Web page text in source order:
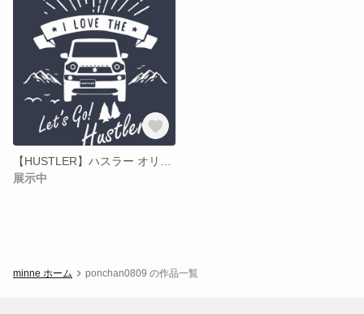
展示中
minne ホーム ponchan0809 の作品一覧